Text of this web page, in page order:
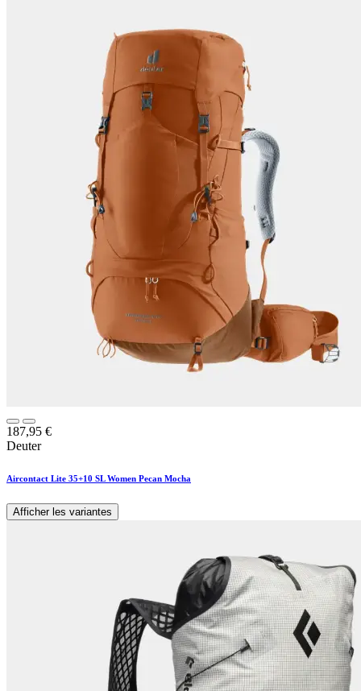
187,95 €
Deuter
Aircontact Lite 35+10 SL Women Pecan Mocha
Afficher les variantes